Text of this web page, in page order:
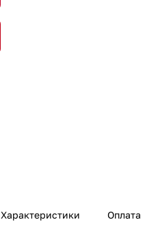
Характеристики Оплата